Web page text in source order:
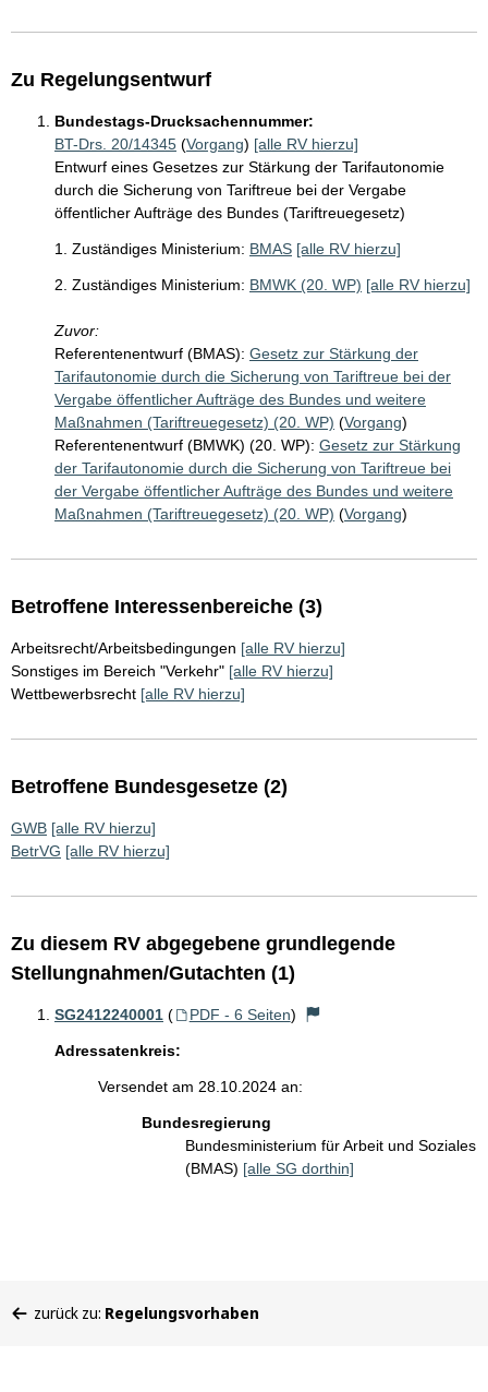
Zu Regelungsentwurf
Bundestags-Drucksachennummer:
BT-Drs. 20/14345 (Vorgang) [alle RV hierzu]
Entwurf eines Gesetzes zur Stärkung der Tarifautonomie
durch die Sicherung von Tariftreue bei der Vergabe
öffentlicher Aufträge des Bundes (Tariftreuegesetz)
1. Zuständiges Ministerium: BMAS [alle RV hierzu]
2. Zuständiges Ministerium: BMWK (20. WP) [alle RV hierzu]
Zuvor:
Referentenentwurf (BMAS): Gesetz zur Stärkung der
Tarifautonomie durch die Sicherung von Tariftreue bei der
Vergabe öffentlicher Aufträge des Bundes und weitere
Maßnahmen (Tariftreuegesetz) (20. WP) (Vorgang)
Referentenentwurf (BMWK) (20. WP): Gesetz zur Stärkung
der Tarifautonomie durch die Sicherung von Tariftreue bei
der Vergabe öffentlicher Aufträge des Bundes und weitere
Maßnahmen (Tariftreuegesetz) (20. WP) (Vorgang)
Betroffene Interessenbereiche (3)
Arbeitsrecht/Arbeitsbedingungen [alle RV hierzu]
Sonstiges im Bereich "Verkehr" [alle RV hierzu]
Wettbewerbsrecht [alle RV hierzu]
Betroffene Bundesgesetze (2)
GWB [alle RV hierzu]
BetrVG [alle RV hierzu]
Zu diesem RV abgegebene grundlegende
Stellungnahmen/Gutachten (1)
SG2412240001 ( PDF - 6 Seiten)
Adressatenkreis:
Versendet am 28.10.2024 an:
Bundesregierung
Bundesministerium für Arbeit und Soziales
(BMAS) [alle SG dorthin]
befinden
zurück zu: Regelungsvorhaben